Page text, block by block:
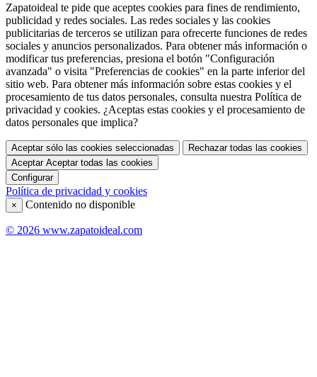
Zapatoideal te pide que aceptes cookies para fines de rendimiento,
publicidad y redes sociales. Las redes sociales y las cookies
publicitarias de terceros se utilizan para ofrecerte funciones de redes
sociales y anuncios personalizados. Para obtener más información o
modificar tus preferencias, presiona el botón "Configuración
avanzada" o visita "Preferencias de cookies" en la parte inferior del
sitio web. Para obtener más información sobre estas cookies y el
procesamiento de tus datos personales, consulta nuestra Política de
privacidad y cookies. ¿Aceptas estas cookies y el procesamiento de
datos personales que implica?
Aceptar sólo las cookies seleccionadas
Rechazar todas las cookies
Aceptar Aceptar todas las cookies
Configurar
Política de privacidad y cookies
× Contenido no disponible
© 2026 www.zapatoideal.com